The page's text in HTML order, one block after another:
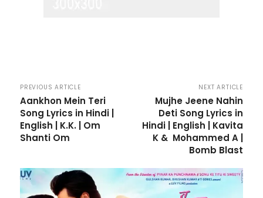
PREVIOUS ARTICLE
Aankhon Mein Teri
Song Lyrics in Hindi |
English | K.K. | Om
Shanti Om
NEXT ARTICLE
Mujhe Jeene Nahin
Deti Song Lyrics in
Hindi | English | Kavita
K & Mohammed A |
Bomb Blast